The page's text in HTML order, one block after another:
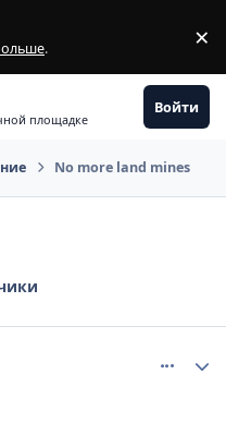
. ×
площадке
Войти
No more land mines